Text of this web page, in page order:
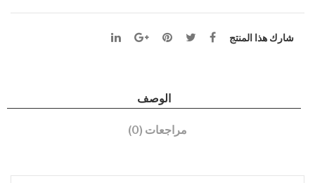
شارك هذا المنتج
الوصف
مراجعات (0)